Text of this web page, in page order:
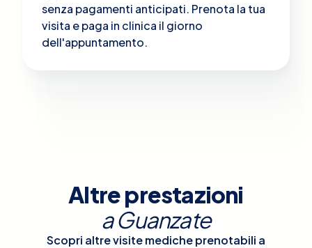
senza pagamenti anticipati. Prenota la tua
visita e paga in clinica il giorno
dell'appuntamento.
Altre prestazioni
aGuanzate
Scopri altre visite mediche prenotabili a